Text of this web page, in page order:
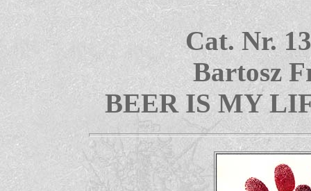
Cat. Nr.
Bartosz
BEER IS MY